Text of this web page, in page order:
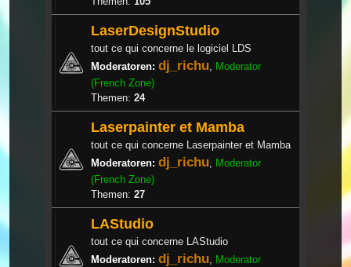
LaserDesignStudio
tout ce qui concerne le logiciel LDS
Moderatoren: dj_richu Moderator
(French Zone)
Themen: 24
Laserpainter et Mamba
tout ce qui concerne Laserpainter et Mamba
Moderatoren: dj_richu Moderator
(French Zone)
Themen: 27
LAStudio
tout ce qui concerne LAStudio
Moderatoren: dj_richu Moderator